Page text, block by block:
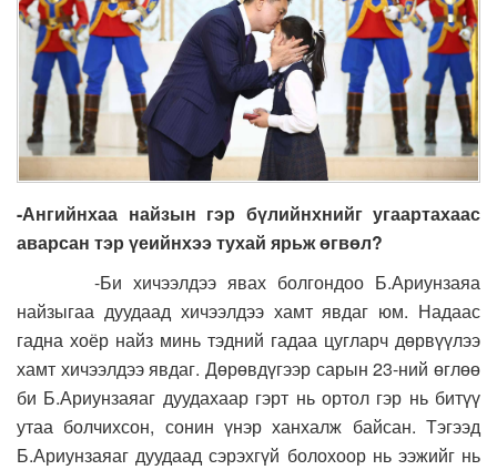
-Ангийнхаа найзын гэр бүлийнхнийг угаартахаас
аварсан тэр үеийнхээ тухай ярьж өгвөл?
-Би хичээлдээ явах болгондоо Б.Ариунзаяа
найзыгаа дуудаад хичээлдээ хамт явдаг юм. Надаас
гадна хоёр найз минь тэдний гадаа цугларч дөрвүүлээ
хамт хичээлдээ явдаг. Дөрөвдүгээр сарын 23-ний өглөө
би Б.Ариунзаяаг дуудахаар гэрт нь ортол гэр нь битүү
утаа болчихсон, сонин үнэр ханхалж байсан. Тэгээд
Б.Ариунзаяаг дуудаад сэрэхгүй болохоор нь ээжийг нь